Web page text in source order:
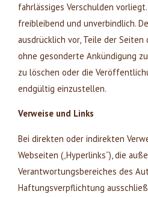
fahrlässiges Verschulden
freibleibend und unverbindlich.
ausdrücklich vor, Teile der
ohne gesonderte Ankündigung
zu löschen oder die
endgültig einzustellen.
Verweise und Links
Bei direkten oder indirekten
Webseiten („Hyperlinks“), die
Verantwortungsbereiches des
Haftungsverpflichtung